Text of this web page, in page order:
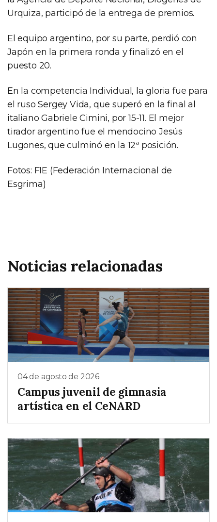
Urquiza, participó de la entrega de premios.
El equipo argentino, por su parte, perdió con
Japón en la primera ronda y finalizó en el
puesto 20.
En la competencia Individual, la gloria fue para
el ruso Sergey Vida, que superó en la final al
italiano Gabriele Cimini, por 15-11. El mejor
tirador argentino fue el mendocino Jesús
Lugones, que culminó en la 12ª posición.
Fotos: FIE (Federación Internacional de
Esgrima)
Noticias relacionadas
04 de agosto de 2026
Campus juvenil de gimnasia
artística en el CeNARD